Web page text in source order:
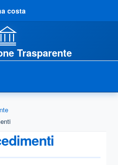
costa
Trasparente